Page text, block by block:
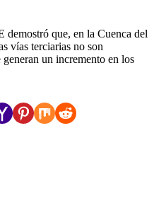
que, en la Cuenca del
vías terciarias no son
un incremento en los